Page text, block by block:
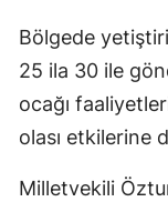
Bölgede
25 ila 30 ile
ocağı
olası etkilerine
Milletvekili